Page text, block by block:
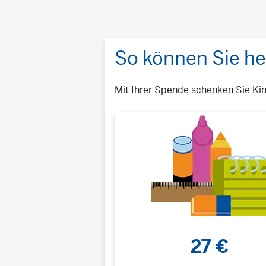
So können Sie
Mit Ihrer Spende schenken Sie
27 €